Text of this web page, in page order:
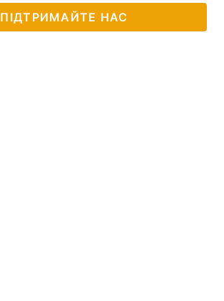
ПІДТРИМАЙТЕ НАС